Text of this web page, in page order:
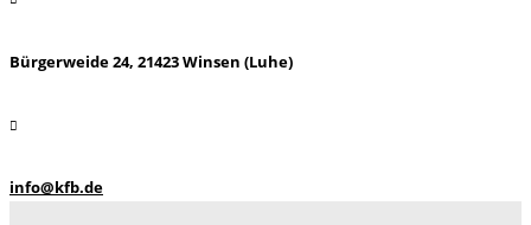
Bürgerweide 24, 21423 Winsen (Luhe)
info@kfb.de